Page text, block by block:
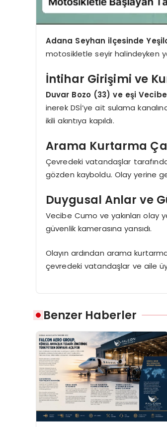
Adana Seyhan ilçesinde
motosikletle seyir halindeyken
İntihar Girişimi ve
Duvar Bozo (33) ve eşi
inerek DSİ’ye ait sulama
ikili akıntıya kapıldı.
Arama Kurtarma
Çevredeki vatandaşlar
gözden kayboldu. Olay yerine
Duygusal Anlar ve
Vecibe Cumo ve yakınları olay
güvenlik kamerasına yansıdı.
Olayın ardından arama
çevredeki vatandaşlar ve aile
Benzer Haberler